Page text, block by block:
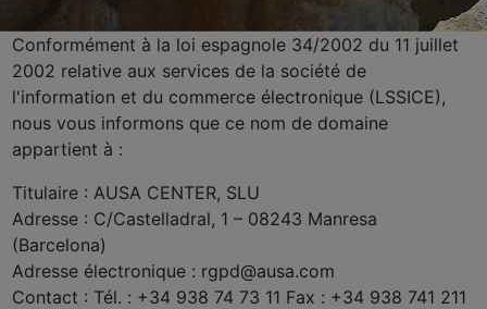
Conformément à la loi espagnole 34/2002 du 11 juillet
2002 relative aux services de la société de
l'information et du commerce électronique (LSSICE),
nous vous informons que ce nom de domaine
appartient à :
Titulaire : AUSA CENTER, SLU
Adresse : C/Castelladral, 1 – 08243 Manresa
(Barcelona)
Adresse électronique : rgpd@ausa.com
Contact : Tél. : +34 938 74 73 11 Fax : +34 938 741 211